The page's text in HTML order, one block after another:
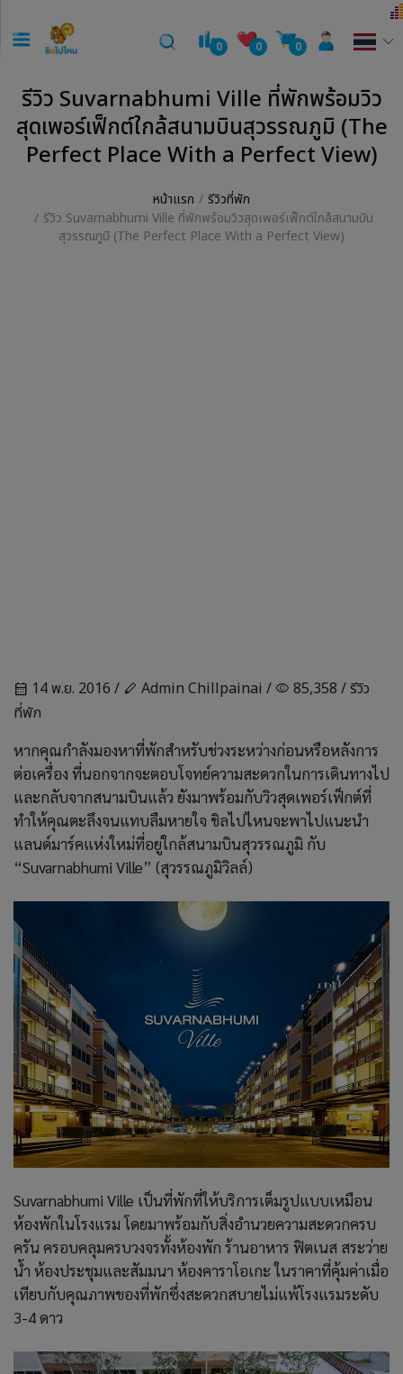
0 0 0
รีวิว Suvarnabhumi Ville ที่พักพร้อมวิว
สุดเพอร์เฟ็กต์ใกล้สนามบินสุวรรณภูมิ (The
Perfect Place With a Perfect View)
หน้าแรก
รีวิวที่พัก
รีวิว Suvarnabhumi Ville ที่พักพร้อมวิวสุดเพอร์เฟ็กต์ใกล้สนามบิน
สุวรรณภูมิ (The Perfect Place With a Perfect View)
calendar_month 14 พ.ย. 2016 / stylus Admin Chillpainai / visibility 85,358 /รีวิว
ที่พัก
หากคุณกำลังมองหาที่พักสำหรับช่วงระหว่างก่อนหรือหลังการ
ต่อเครื่อง ที่นอกจากจะตอบโจทย์ความสะดวกในการเดินทางไป
และกลับจากสนามบินแล้ว ยังมาพร้อมกับวิวสุดเพอร์เฟ็กต์ที่
ทำให้คุณตะลึงจนแทบลืมหายใจ ชิลไปไหนจะพาไปแนะนำ
แลนด์มาร์คแห่งใหม่ที่อยู่ใกล้สนามบินสุวรรณภูมิ กับ
“Suvarnabhumi Ville” (สุวรรณภูมิวิลล์)
Suvarnabhumi Ville เป็นที่พักที่ให้บริการเต็มรูปแบบเหมือน
ห้องพักในโรงแรม โดยมาพร้อมกับสิ่งอำนวยความสะดวกครบ
ครัน ครอบคลุมครบวงจรทั้งห้องพัก ร้านอาหาร ฟิตเนส สระว่าย
น้ำ ห้องประชุมและสัมมนา ห้องคาราโอเกะ ในราคาที่คุ้มค่าเมื่อ
เทียบกับคุณภาพของที่พักซึ่งสะดวกสบายไม่แพ้โรงแรมระดับ
3-4 ดาว